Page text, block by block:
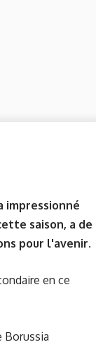
impressionné
saison, a de
pour l'avenir.
en ce
Borussia